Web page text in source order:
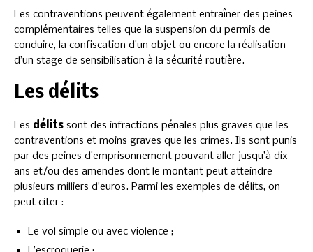
Les contraventions peuvent également entraîner des peines
complémentaires telles que la suspension du permis de
conduire, la confiscation d’un objet ou encore la réalisation
d’un stage de sensibilisation à la sécurité routière.
Les délits
Les délits sont des infractions pénales plus graves que les
contraventions et moins graves que les crimes. Ils sont punis
par des peines d’emprisonnement pouvant aller jusqu’à dix
ans et/ou des amendes dont le montant peut atteindre
plusieurs milliers d’euros. Parmi les exemples de délits, on
peut citer :
Le vol simple ou avec violence ;